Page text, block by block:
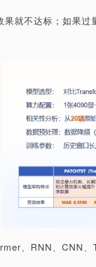
就不达标；如果
、RNN、CNN